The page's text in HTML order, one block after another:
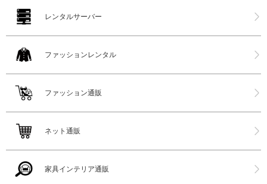
レンタルサーバー
ファッションレンタル
ファッション通販
ネット通販
家具インテリア通販